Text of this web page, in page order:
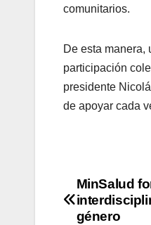
comunitarios.
De esta manera,
participación
presidente
de apoyar cada
MinSalud
género